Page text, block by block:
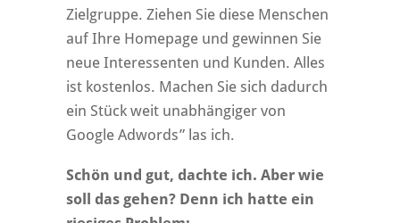
Zielgruppe. Ziehen Sie diese Menschen
auf Ihre Homepage und gewinnen Sie
neue Interessenten und Kunden. Alles
ist kostenlos. Machen Sie sich dadurch
ein Stück weit unabhängiger von
Google Adwords” las ich.
Schön und gut, dachte ich. Aber wie
soll das gehen? Denn ich hatte ein